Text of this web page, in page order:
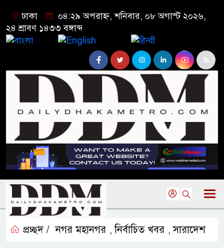
ঢাকা
০৪:২৯ অপরাহ্ন, শনিবার, ০৮ অগাস্ট ২০২৬,
২৪ শ্রাবণ ১৪৩৩ বঙ্গাব্দ
প্রচ্ছদ / নগর মহানগর ,নির্বাচিত খবর ,সারাদেশ